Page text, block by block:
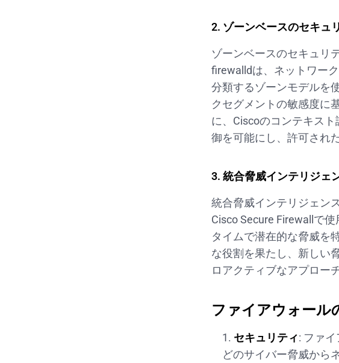
2. ゾーンベースのセキュ
ゾーンベースのセキュリ
firewalldは、ネットワー
分類するゾーンモデルを
クセグメントの敏感度に
に、Ciscoのコンテキス
御を可能にし、許可され
3. 統合脅威インテリジェ
統合脅威インテリジェン
Cisco Secure Firewallで
タイムで潜在的な脅威を
な役割を果たし、新しい
ロアクティブなアプロー
ファイアウォール
セキュリティ: ファ
どのサイバー脅威から